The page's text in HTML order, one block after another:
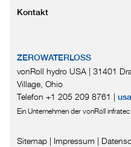
Kontakt
ZEROWATERLOSS
vonRoll hydro USA | 31401
Village, Ohio
Telefon +1 205 209 8761 |
Ein Unternehmen der vonRoll
Sitemap | Impressum |